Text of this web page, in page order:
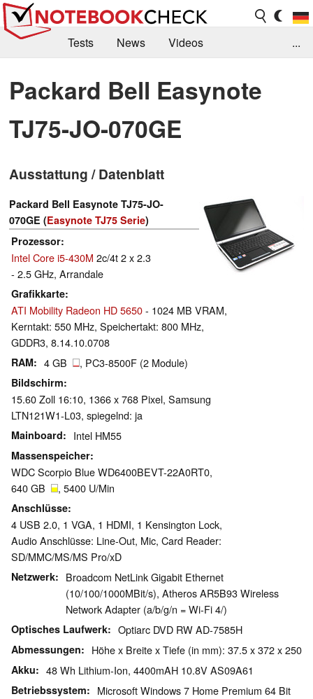
Tests News
Videos
Kaufberatung
Deals Suche
Jobs
Forum
...
Packard Bell Easynote
TJ75-JO-070GE
Ausstattung / Datenblatt
Packard Bell Easynote TJ75-JO-
070GE (Easynote TJ75 Serie)
Prozessor
Intel Core i5-430M 2c/4t 2 x 2.3
- 2.5 GHz, Arrandale
Grafikkarte
ATI Mobility Radeon HD 5650- 1024 MB VRAM,
Kerntakt: 550 MHz, Speichertakt: 800 MHz,
GDDR3, 8.14.10.0708
RAM 4 GB , PC3-8500F (2 Module)
Bildschirm
15.60 Zoll 16:10, 1366 x 768 Pixel, Samsung
LTN121W1-L03, spiegelnd: ja
Mainboard Intel HM55
Massenspeicher
WDC Scorpio Blue WD6400BEVT-22A0RT0,
640 GB
, 5400 U/Min
Anschlüsse
4 USB 2.0, 1 VGA, 1 HDMI, 1 Kensington Lock,
Audio Anschlüsse: Line-Out, Mic, Card Reader:
SD/MMC/MS/MS Pro/xD
Netzwerk
Broadcom NetLink Gigabit Ethernet
(10/100/1000MBit/s), Atheros AR5B93 Wireless
Network Adapter (a/b/g/n = Wi-Fi 4/)
Optisches Laufwerk Optiarc DVD RW AD-7585H
Abmessungen Höhe x Breite x Tiefe (in mm): 37.5 x 372 x 250
Akku 48 Wh Lithium-Ion, 4400mAH 10.8V AS09A61
Betriebssystem Microsoft Windows 7 Home Premium 64 Bit